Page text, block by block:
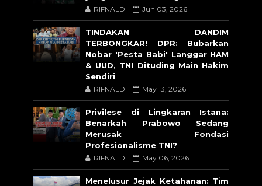
RIFNALDI Jun 03, 2026
TINDAKAN DANDIM
TERBONGKAR! DPR: Bubarkan
Nobar 'Pesta Babi' Langgar HAM
& UUD, TNI Dituding Main Hakim
Sendiri
RIFNALDI May 13, 2026
Privilese di Lingkaran Istana:
Benarkah Prabowo Sedang
Merusak Fondasi
Profesionalisme TNI?
RIFNALDI May 06, 2026
Menelusur Jejak Ketahanan: Tim